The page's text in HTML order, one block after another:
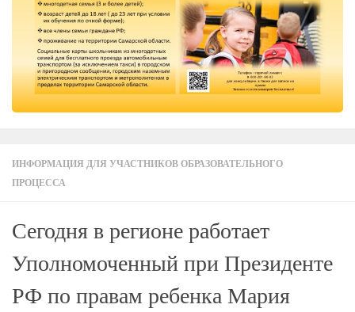
ИНФОРМАЦИЯ ДЛЯ УЧАСТНИКОВ ОБРАЗОВАТЕЛЬНОГО
ПРОЦЕССА
Сегодня в регионе работает
Уполномоченный при Президенте
РФ по правам ребенка Мария